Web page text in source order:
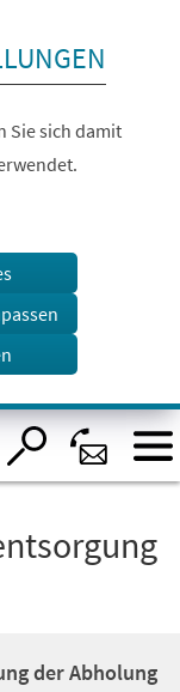
Sie sich damit
der Abholung